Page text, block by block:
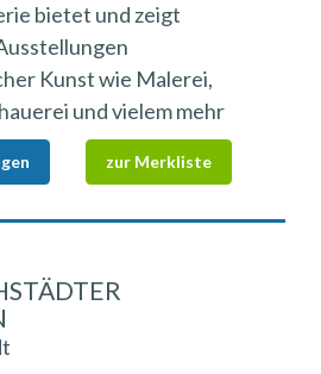
bietet und zeigt
Kunst wie Malerei,
und vielem mehr
zur Merkliste